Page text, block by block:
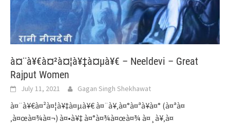
à¤¨à¥€à¤²à¤¦à¥‡à¤µà¥€ – Neeldevi – Great
Rajput Women
July 11, 2021 Gagan Singh Shekhawat
à¤¨à¥€à¤²à¤¦à¥‡à¤µà¥€ à¤¨à¥‚à¤°à¤ªà¥à¤° (à¤ªà¤
‚à¤œà¤¾à¤¬) à¤•à¥‡ à¤°à¤¾à¤œà¤¾ à¤¸à¥‚à¤